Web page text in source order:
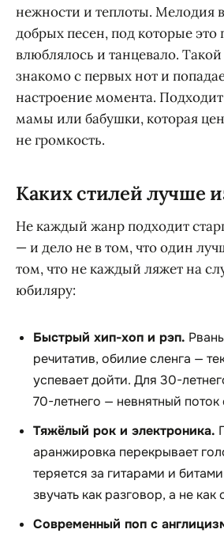
нежности и теплоты. Мелодия
добрых песен, под которые это
влюблялось и танцевало. Такой
знакомо с первых нот и
настроение момента.
мамы или бабушки, которая
не громкость.
Каких стилей лучше
Не каждый жанр подходит
— и дело не в том, что один
том, что не каждый ляжет на
юбиляру:
Быстрый хип-хоп и рэп.
речитатив, обилие сленга —
успевает дойти. Для 30-
70-летнего — невнятный поток
Тяжёлый рок и электроника.
аранжировка перекрывает
теряется за гитарами и
звучать как разговор, а не как
Современный поп с